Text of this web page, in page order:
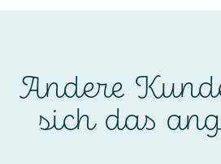
Andere
sich das